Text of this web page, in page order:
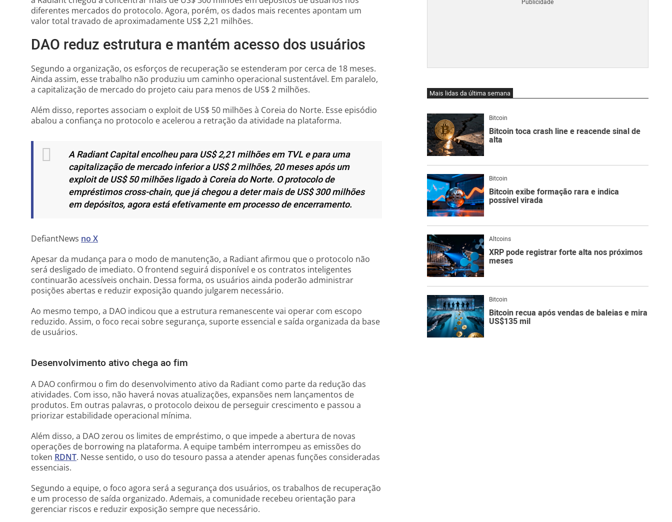
diferentes mercados do protocolo. Agora, porém, os dados mais recentes apontam um
valor total travado de aproximadamente US$ 2,21 milhões.
DAO reduz estrutura e mantém acesso dos usuários
Segundo a organização, os esforços de recuperação se estenderam por cerca de 18 meses.
Ainda assim, esse trabalho não produziu um caminho operacional sustentável. Em paralelo,
a capitalização de mercado do projeto caiu para menos de US$ 2 milhões.
Além disso, reportes associam o exploit de US$ 50 milhões à Coreia do Norte. Esse episódio
abalou a confiança no protocolo e acelerou a retração da atividade na plataforma.
A Radiant Capital encolheu para US$ 2,21 milhões em TVL e para uma
capitalização de mercado inferior a US$ 2 milhões, 20 meses após um
exploit de US$ 50 milhões ligado à Coreia do Norte. O protocolo de
empréstimos cross-chain, que já chegou a deter mais de US$ 300 milhões
em depósitos, agora está efetivamente em processo de encerramento.
DefiantNews no X
Apesar da mudança para o modo de manutenção, a Radiant afirmou que o protocolo não
será desligado de imediato. O frontend seguirá disponível e os contratos inteligentes
continuarão acessíveis onchain. Dessa forma, os usuários ainda poderão administrar
posições abertas e reduzir exposição quando julgarem necessário.
Ao mesmo tempo, a DAO indicou que a estrutura remanescente vai operar com escopo
reduzido. Assim, o foco recai sobre segurança, suporte essencial e saída organizada da base
de usuários.
Desenvolvimento ativo chega ao fim
A DAO confirmou o fim do desenvolvimento ativo da Radiant como parte da redução das
atividades. Com isso, não haverá novas atualizações, expansões nem lançamentos de
produtos. Em outras palavras, o protocolo deixou de perseguir crescimento e passou a
priorizar estabilidade operacional mínima.
Além disso, a DAO zerou os limites de empréstimo, o que impede a abertura de novas
operações de borrowing na plataforma. A equipe também interrompeu as emissões do
token RDNT. Nesse sentido, o uso do tesouro passa a atender apenas funções consideradas
essenciais.
Segundo a equipe, o foco agora será a segurança dos usuários, os trabalhos de recuperação
e um processo de saída organizado. Ademais, a comunidade recebeu orientação para
gerenciar riscos e reduzir exposição sempre que necessário.
Mais lidas da última semana
Bitcoin
Bitcoin toca crash line e reacende sinal de
alta
Bitcoin
Bitcoin exibe formação rara e indica
possível virada
Altcoins
XRP pode registrar forte alta nos próximos
meses
Bitcoin
Bitcoin recua após vendas de baleias e mira
US$135 mil